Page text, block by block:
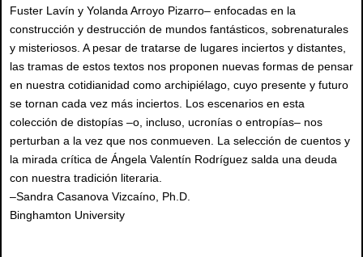
Fuster Lavín y Yolanda Arroyo Pizarro– enfocadas en la
construcción y destrucción de mundos fantásticos, sobrenaturales
y misteriosos. A pesar de tratarse de lugares inciertos y distantes,
las tramas de estos textos nos proponen nuevas formas de pensar
en nuestra cotidianidad como archipiélago, cuyo presente y futuro
se tornan cada vez más inciertos. Los escenarios en esta
colección de distopías –o, incluso, ucronías o entropías– nos
perturban a la vez que nos conmueven. La selección de cuentos y
la mirada crítica de Ángela Valentín Rodríguez salda una deuda
con nuestra tradición literaria.
–Sandra Casanova Vizcaíno, Ph.D.
Binghamton University